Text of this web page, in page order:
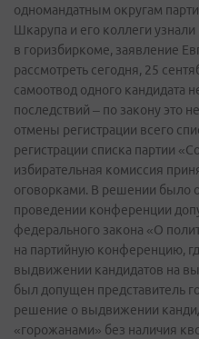
одномандатным округам
Шкарупа и его коллеги
в горизбиркоме, заявление
рассмотреть сегодня, 25
самоотвод одного кандидата
последствий – по закону это
отмены регистрации всего
регистрации списка партии
избирательная комиссия
оговорками. В решении было
проведении конференции
федерального закона «О
на партийную конференцию,
выдвижении кандидатов на
был допущен представитель
решение о выдвижении
«горожанами» без наличия